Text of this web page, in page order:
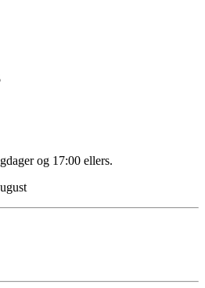
og 17:00 ellers.